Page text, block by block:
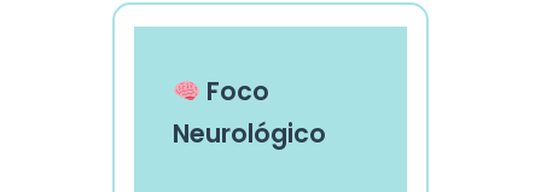
Foco
Neurológico